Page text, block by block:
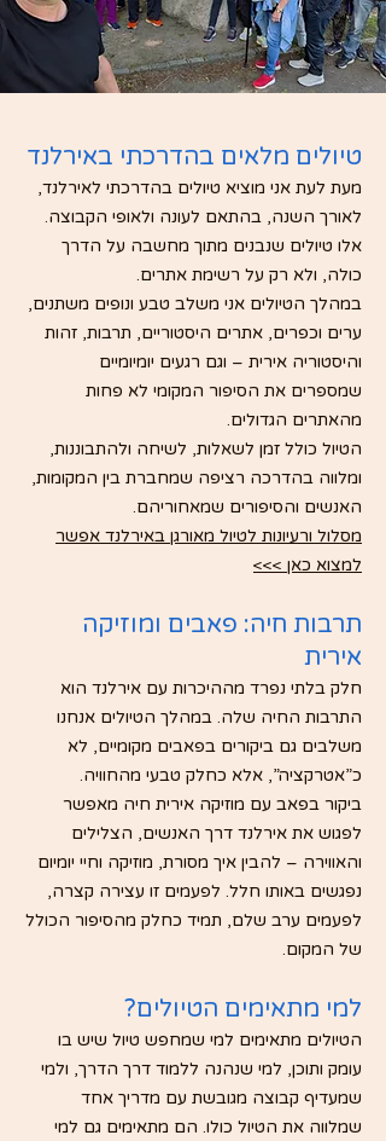
טיולים מלאים בהדרכתי באירלנד
מעת לעת אני מוציא טיולים בהדרכתי לאירלנד,
לאורך השנה, בהתאם לעונה ולאופי הקבוצה.
אלו טיולים שנבנים מתוך מחשבה על הדרך
כולה, ולא רק על רשימת אתרים.
במהלך הטיולים אני משלב טבע ונופים משתנים,
ערים וכפרים, אתרים היסטוריים, תרבות, זהות
והיסטוריה אירית – וגם רגעים יומיומיים
שמספרים את הסיפור המקומי לא פחות
מהאתרים הגדולים.
הטיול כולל זמן לשאלות, לשיחה ולהתבוננות,
ומלווה בהדרכה רציפה שמחברת בין המקומות,
האנשים והסיפורים שמאחוריהם.
מסלול ורעיונות לטיול מאורגן באירלנד אפשר
למצוא כאן >>>
תרבות חיה: פאבים ומוזיקה
אירית
חלק בלתי נפרד מההיכרות עם אירלנד הוא
התרבות החיה שלה. במהלך הטיולים אנחנו
משלבים גם ביקורים בפאבים מקומיים, לא
כ”אטרקציה”, אלא כחלק טבעי מהחוויה.
ביקור בפאב עם מוזיקה אירית חיה מאפשר
לפגוש את אירלנד דרך האנשים, הצלילים
והאווירה – להבין איך מסורת, מוזיקה וחיי יומיום
נפגשים באותו חלל. לפעמים זו עצירה קצרה,
לפעמים ערב שלם, תמיד כחלק מהסיפור הכולל
של המקום.
למי מתאימים הטיולים?
הטיולים מתאימים למי שמחפש טיול שיש בו
עומק ותוכן, למי שנהנה ללמוד דרך הדרך, ולמי
שמעדיף קבוצה מגובשת עם מדריך אחד
שמלווה את הטיול כולו. הם מתאימים גם למי